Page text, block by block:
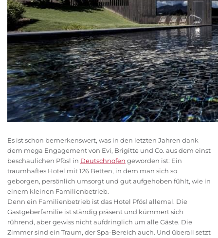
Es ist schon bemerkenswert, was in den letzten Jahren dank
dem mega Engagement von Evi, Brigitte und Co. aus dem einst
beschaulichen Pfösl in Deutschnofen geworden ist: Ein
traumhaftes Hotel mit 126 Betten, in dem man sich so
geborgen, persönlich umsorgt und gut aufgehoben fühlt, wie in
einem kleinen Familienbetrieb.
Denn ein Familienbetrieb ist das Hotel Pfösl allemal. Die
Gastgeberfamilie ist ständig präsent und kümmert sich
rührend, aber gewiss nicht aufdringlich um alle Gäste. Die
Zimmer sind ein Traum, der Spa-Bereich auch. Und überall setzt